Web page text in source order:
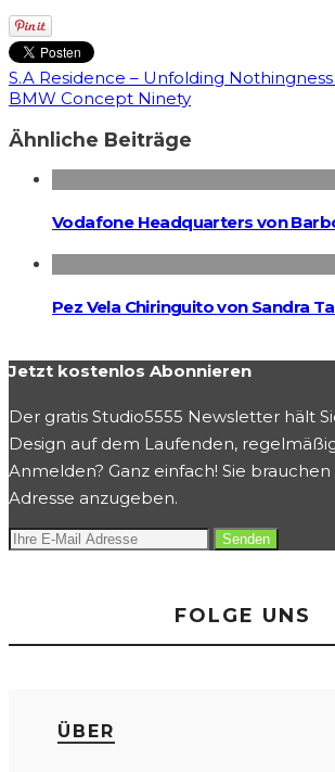
S.A Residence – Unfolding Nothingness
BMW Concept Ninety
Ähnliche Beiträge
Vodafone Headquarters von
Pez Vela Chiringuito von Sandra
Jetzt kostenlos Abonnieren
Der gratis Studio5555 Newsletter hält
Design auf dem Laufenden,
Anmelden? Ganz einfach! Sie
Adresse anzugeben.
FOLGE UNS
ÜBER